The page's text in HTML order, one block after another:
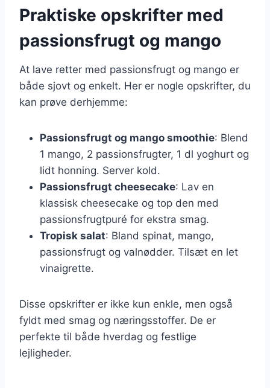
Praktiske opskrifter med
passionsfrugt og mango
At lave retter med passionsfrugt og mango er
både sjovt og enkelt. Her er nogle opskrifter, du
kan prøve derhjemme:
Passionsfrugt og mango smoothie: Blend
1 mango, 2 passionsfrugter, 1 dl yoghurt og
lidt honning. Server kold.
Passionsfrugt cheesecake: Lav en
klassisk cheesecake og top den med
passionsfrugtpuré for ekstra smag.
Tropisk salat: Bland spinat, mango,
passionsfrugt og valnødder. Tilsæt en let
vinaigrette.
Disse opskrifter er ikke kun enkle, men også
fyldt med smag og næringsstoffer. De er
perfekte til både hverdag og festlige
lejligheder.